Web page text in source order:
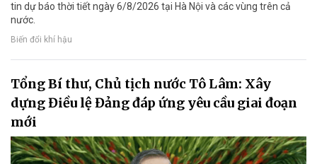
tin dự báo thời tiết ngày 6/8/2026 tại Hà Nội và các vùng trên cả
nước.
Biến đổi khí hậu
Tổng Bí thư, Chủ tịch nước Tô Lâm: Xây
dựng Điều lệ Đảng đáp ứng yêu cầu giai đoạn
mới